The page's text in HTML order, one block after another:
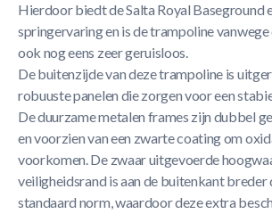
Hierdoor biedt de Salta Royal Baseground
springervaring en is de trampoline
ook nog eens zeer geruisloos.
De buitenzijde van deze trampoline is
robuuste panelen die zorgen voor een
De duurzame metalen frames zijn dubbel
en voorzien van een zwarte coating om
voorkomen. De zwaar uitgevoerde
veiligheidsrand is aan de buitenkant breder
standaard norm, waardoor deze extra